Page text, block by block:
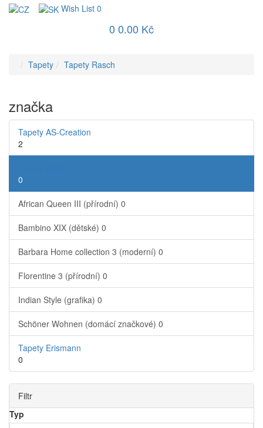
Wish List 0
0 0.00 Kč
Tapety Tapety Rasch
značka
Tapety AS-Creation
2
0
African Queen III (přírodní) 0
Bambino XIX (dětské) 0
Barbara Home collection 3 (moderní) 0
Florentine 3 (přírodní) 0
Indian Style (grafika) 0
Schöner Wohnen (domácí značkové) 0
Tapety Erismann
0
Filtr
Typ